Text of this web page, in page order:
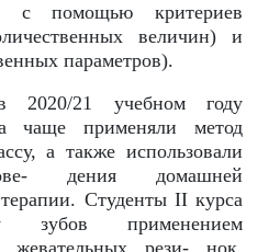
с помощью критериев
величин) и
параметров).
2020/21 учебном году
чаще применяли метод
а также использовали
дения домашней
Студенты II курса
зубов применением
жевательных рези- нок.